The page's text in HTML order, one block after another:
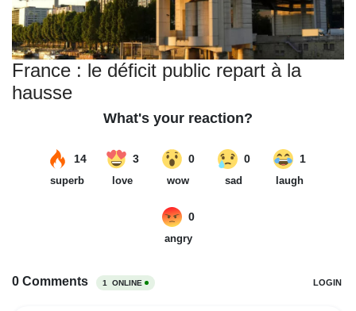
France : le déficit public repart à la
hausse